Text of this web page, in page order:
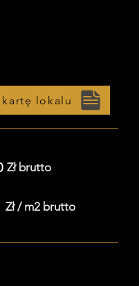
lokalu
Zł brutto
Zł / m2 brutto